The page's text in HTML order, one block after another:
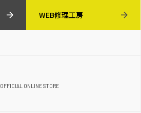
WEB修理工房
OFFICIAL ONLINE STORE